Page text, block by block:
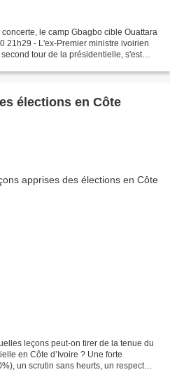
le camp Gbagbo cible Ouattara
21h29 - L'ex-Premier ministre ivoirien
tour de la présidentielle, s'est
élections en Côte
leçons peut-on tirer de la tenue du
en Côte d’Ivoire ? Une forte
un scrutin sans heurts, un respect